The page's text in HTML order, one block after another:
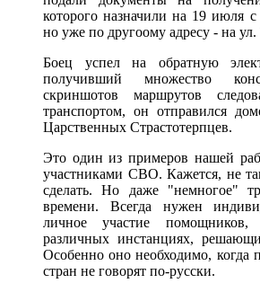
которого назначили на 19 июля
но уже по другоому адресу - на
Боец успел на обратную
получивший множество
скриншотов маршрутов
транспортом, он отправился
Царственных Страстотерпцев.
Это один из примеров нашей
участниками СВО. Кажется, не
сделать. Но даже "немногое"
времени. Всегда нужен
личное участие
различных инстанциях,
Особенно оно необходимо, когда
стран не говорят по-русски.